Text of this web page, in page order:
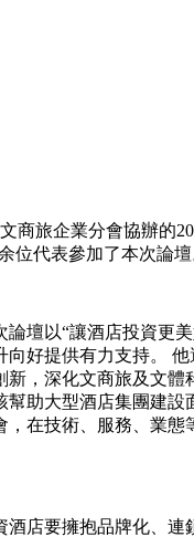
商旅企業分會協辦的
位代表參加了本次論壇
壇以“讓酒店投資更
好提供有力支持。
，深化文商旅及文體
助大型酒店集團建
在技術、服務、業態
店要擁抱品牌化、